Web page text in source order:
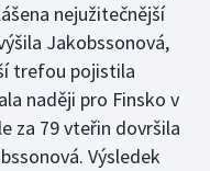
nejužitečnější
Jakobssonová,
trefou pojistila
naději pro Finsko v
za 79 vteřin dovršila
Výsledek